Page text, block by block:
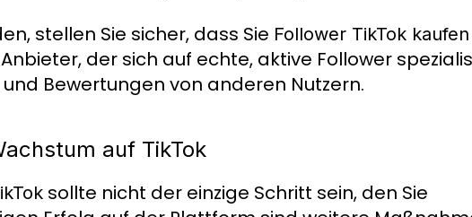
stellen Sie sicher, dass Sie Follower TikTok kaufen
der sich auf echte, aktive Follower
Bewertungen von anderen Nutzern.
auf TikTok
sollte nicht der einzige Schritt sein, den Sie